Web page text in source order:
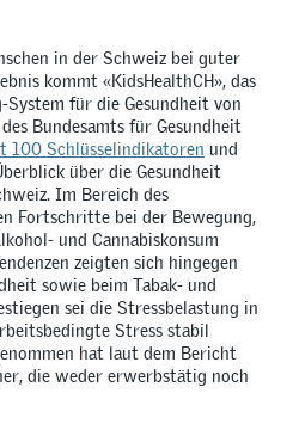
in der Schweiz bei guter
kommt «KidsHealthCH», das
für die Gesundheit von
Bundesamts für Gesundheit
100 Schlüsselindikatoren und
über die Gesundheit
Im Bereich des
Fortschritte bei der Bewegung,
und Cannabiskonsum
zeigten sich hingegen
sowie beim Tabak- und
sei die Stressbelastung in
Stress stabil
hat laut dem Bericht
die weder erwerbstätig noch